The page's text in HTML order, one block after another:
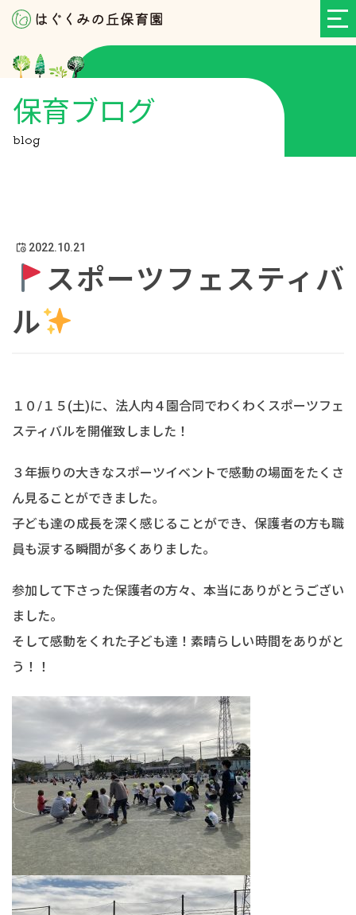
保育ブログ
blog
2022.10.21
スポーツフェスティバ
ル
１０/１５(土)に、法人内４園合同でわくわくスポーツフェ
スティバルを開催致しました！
３年振りの大きなスポーツイベントで感動の場面をたくさ
ん見ることができました。
子ども達の成長を深く感じることができ、保護者の方も職
員も涙する瞬間が多くありました。
参加して下さった保護者の方々、本当にありがとうござい
ました。
そして感動をくれた子ども達！素晴らしい時間をありがと
う！！